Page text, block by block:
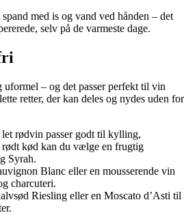
med is og vand ved hånden – det
selv på de varmeste dage.
uformel – og det passer perfekt til vin
retter, der kan deles og nydes uden for
let rødvin passer godt til kylling,
kød kan du vælge en frugtig
Syrah.
Blanc eller en mousserende vin
charcuteri.
Riesling eller en Moscato d’Asti til